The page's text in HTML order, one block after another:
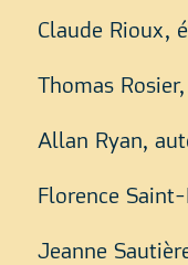
Claude Rioux,
Thomas
Allan Ryan,
Florence
Jeanne